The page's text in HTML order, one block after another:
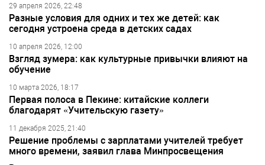
29 апреля 2026, 22:48
Разные условия для одних и тех же детей: как
сегодня устроена среда в детских садах
10 апреля 2026, 12:00
Взгляд зумера: как культурные привычки влияют на
обучение
10 марта 2026, 18:17
Первая полоса в Пекине: китайские коллеги
благодарят «Учительскую газету»
11 декабря 2025, 21:40
Решение проблемы с зарплатами учителей требует
много времени, заявил глава Минпросвещения